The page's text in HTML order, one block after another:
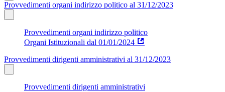
Provvedimenti organi indirizzo politico al 31/12/2023
Provvedimenti organi indirizzo politico
Organi Istituzionali dal 01/01/2024
Provvedimenti dirigenti amministrativi al 31/12/2023
Provvedimenti dirigenti amministrativi